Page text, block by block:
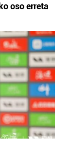
oso erreta